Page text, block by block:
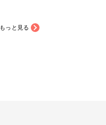
もっと見る